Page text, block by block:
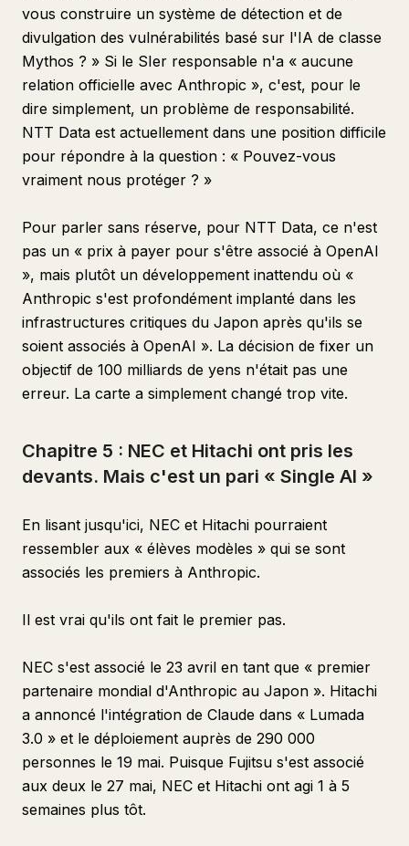
vous construire un système de détection et de
divulgation des vulnérabilités basé sur l'IA de classe
Mythos ? » Si le SIer responsable n'a « aucune
relation officielle avec Anthropic », c'est, pour le
dire simplement, un problème de responsabilité.
NTT Data est actuellement dans une position difficile
pour répondre à la question : « Pouvez-vous
vraiment nous protéger ? »
Pour parler sans réserve, pour NTT Data, ce n'est
pas un « prix à payer pour s'être associé à OpenAI
», mais plutôt un développement inattendu où «
Anthropic s'est profondément implanté dans les
infrastructures critiques du Japon après qu'ils se
soient associés à OpenAI ». La décision de fixer un
objectif de 100 milliards de yens n'était pas une
erreur. La carte a simplement changé trop vite.
Chapitre 5 : NEC et Hitachi ont pris les
devants. Mais c'est un pari « Single AI »
En lisant jusqu'ici, NEC et Hitachi pourraient
ressembler aux « élèves modèles » qui se sont
associés les premiers à Anthropic.
Il est vrai qu'ils ont fait le premier pas.
NEC s'est associé le 23 avril en tant que « premier
partenaire mondial d'Anthropic au Japon ». Hitachi
a annoncé l'intégration de Claude dans « Lumada
3.0 » et le déploiement auprès de 290 000
personnes le 19 mai. Puisque Fujitsu s'est associé
aux deux le 27 mai, NEC et Hitachi ont agi 1 à 5
semaines plus tôt.